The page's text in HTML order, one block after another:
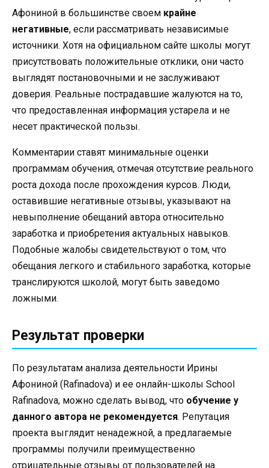
Афониной в большинстве своем крайне
негативные, если рассматривать независимые
источники. Хотя на официальном сайте школы могут
присутствовать положительные отклики, они часто
выглядят постановочными и не заслуживают
доверия. Реальные пострадавшие жалуются на то,
что предоставленная информация устарела и не
несет практической пользы.
Комментарии ставят минимальные оценки
программам обучения, отмечая отсутствие реального
роста дохода после прохождения курсов. Люди,
оставившие негативные отзывы, указывают на
невыполнение обещаний автора относительно
заработка и приобретения актуальных навыков.
Подобные жалобы свидетельствуют о том, что
обещания легкого и стабильного заработка, которые
транслируются школой, могут быть заведомо
ложными.
Результат проверки
По результатам анализа деятельности Ирины
Афониной (Rafinadova) и ее онлайн-школы School
Rafinadova, можно сделать вывод, что обучение у
данного автора не рекомендуется. Репутация
проекта выглядит ненадежной, а предлагаемые
программы получили преимущественно
отрицательные отзывы от пользователей на